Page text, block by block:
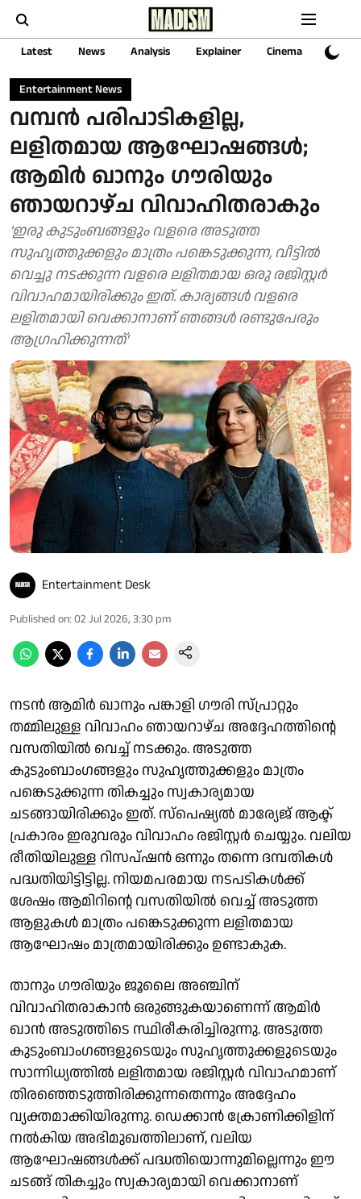
Latest News Analysis Explainer Cinema Sports
Entertainment News
വമ്പന്‍ പരിപാടികളില്ല,
ലളിതമായ ആഘോഷങ്ങള്‍;
ആമിര്‍ ഖാനും ഗൗരിയും
ഞായറാഴ്ച വിവാഹിതരാകും
'ഇരു കുടുംബങ്ങളും വളരെ അടുത്ത
സുഹൃത്തുക്കളും മാത്രം പങ്കെടുക്കുന്ന, വീട്ടില്‍
വെച്ചു നടക്കുന്ന വളരെ ലളിതമായ ഒരു രജിസ്റ്റര്‍
വിവാഹമായിരിക്കും ഇത്. കാര്യങ്ങള്‍ വളരെ
ലളിതമായി വെക്കാനാണ് ഞങ്ങള്‍ രണ്ടുപേരും
ആഗ്രഹിക്കുന്നത്'
Entertainment Desk
Published on: 02 Jul 2026, 3:30 pm
നടന്‍ ആമിര്‍ ഖാനും പങ്കാളി ഗൗരി സ്പ്രാറ്റും
തമ്മിലുള്ള വിവാഹം ഞായറാഴ്ച അദ്ദേഹത്തിന്റെ
വസതിയില്‍ വെച്ച് നടക്കും. അടുത്ത
കുടുംബാംഗങ്ങളും സുഹൃത്തുക്കളും മാത്രം
പങ്കെടുക്കുന്ന തികച്ചും സ്വകാര്യമായ
ചടങ്ങായിരിക്കും ഇത്. സ്‌പെഷ്യല്‍ മാര്യേജ് ആക്ട്
പ്രകാരം ഇരുവരും വിവാഹം രജിസ്റ്റര്‍ ചെയ്യും. വലിയ
രീതിയിലുള്ള റിസപ്ഷന്‍ ഒന്നും തന്നെ ദമ്പതികള്‍
പദ്ധതിയിട്ടിട്ടില്ല. നിയമപരമായ നടപടികള്‍ക്ക്
ശേഷം ആമിറിന്റെ വസതിയില്‍ വെച്ച് അടുത്ത
ആളുകള്‍ മാത്രം പങ്കെടുക്കുന്ന ലളിതമായ
ആഘോഷം മാത്രമായിരിക്കും ഉണ്ടാകുക.
താനും ഗൗരിയും ജൂലൈ അഞ്ചിന്
വിവാഹിതരാകാന്‍ ഒരുങ്ങുകയാണെന്ന് ആമിര്‍
ഖാന്‍ അടുത്തിടെ സ്ഥിരീകരിച്ചിരുന്നു. അടുത്ത
കുടുംബാംഗങ്ങളുടെയും സുഹൃത്തുക്കളുടെയും
സാന്നിധ്യത്തില്‍ ലളിതമായ രജിസ്റ്റര്‍ വിവാഹമാണ്
തിരഞ്ഞെടുത്തിരിക്കുന്നതെന്നും അദ്ദേഹം
വ്യക്തമാക്കിയിരുന്നു. ഡെക്കാന്‍ ക്രോണിക്കിളിന്
നല്‍കിയ അഭിമുഖത്തിലാണ്, വലിയ
ആഘോഷങ്ങള്‍ക്ക് പദ്ധതിയൊന്നുമില്ലെന്നും ഈ
ചടങ്ങ് തികച്ചും സ്വകാര്യമായി വെക്കാനാണ്